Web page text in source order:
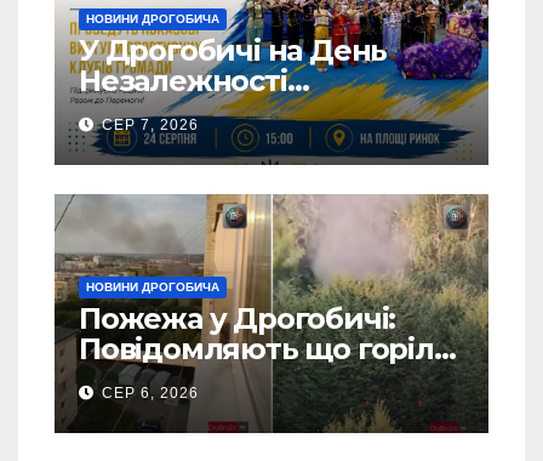
НОВИНИ ДРОГОБИЧА
У Дрогобичі на День
Незалежності
виступатимуть спортивні
клубів громадии
СЕР 7, 2026
НОВИНИ ДРОГОБИЧА
Пожежа у Дрогобичі:
Повідомляють що горіло
5 гаражів (Відео)
СЕР 6, 2026